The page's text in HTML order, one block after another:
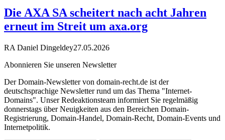
Die AXA SA scheitert nach acht Jahren
erneut im Streit um axa.org
RA Daniel Dingeldey27.05.2026
Abonnieren Sie unseren Newsletter
Der Domain-Newsletter von domain-recht.de ist der
deutschsprachige Newsletter rund um das Thema "Internet-
Domains". Unser Redeaktionsteam informiert Sie regelmäßig
donnerstags über Neuigkeiten aus den Bereichen Domain-
Registrierung, Domain-Handel, Domain-Recht, Domain-Events und
Internetpolitik.